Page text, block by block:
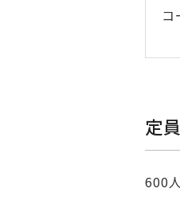
コ
定員
600人